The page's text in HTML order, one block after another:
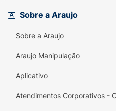
com a resistência que a
Principais Benefícios:
Proteção por 10H:
garantir o estoque
Sobre a Araujo
Sobre a Araujo
Araujo Manipulação
Aplicativo
Atendimentos Corporativos -